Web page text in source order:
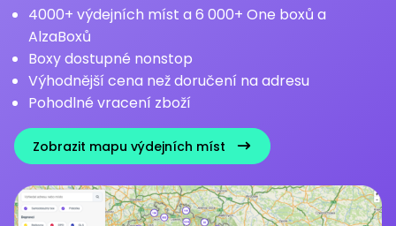
4000+ výdejních míst a 6 000+ One boxů a
AlzaBoxů
Boxy dostupné nonstop
Výhodnější cena než doručení na adresu
Pohodlné vracení zboží
Zobrazit mapu výdejních míst